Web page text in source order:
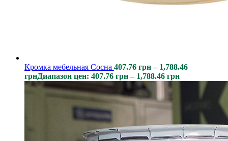
Кромка мебельная Сосна 407.76 грн – 1,788.46
грнДиапазон цен: 407.76 грн – 1,788.46 грн